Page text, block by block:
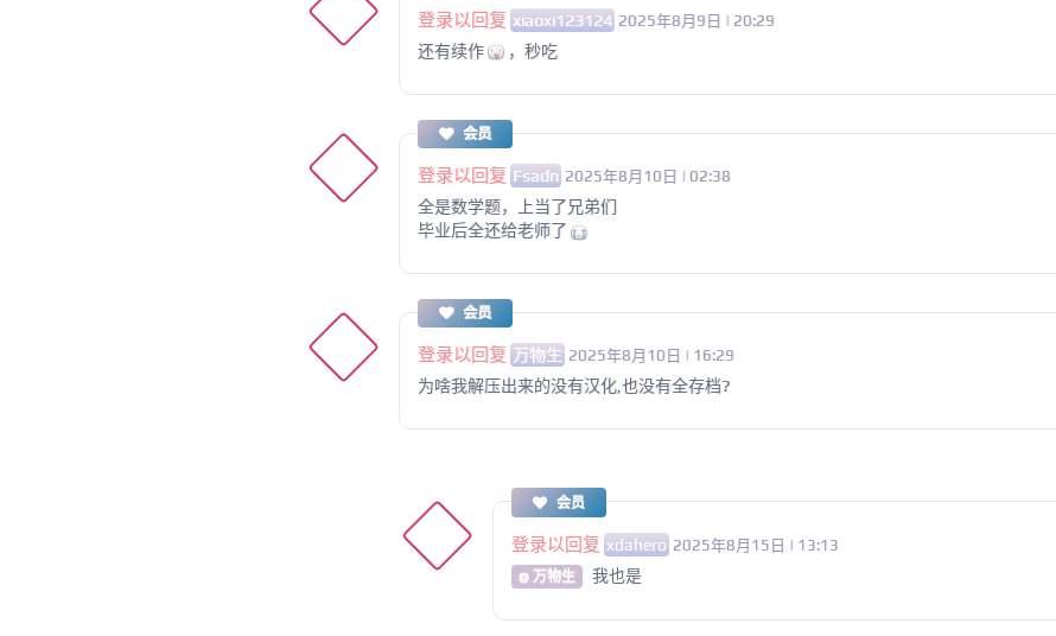
登录以回复 xiaoxi123124 2025年8月9日 | 20:29
还有续作 ，秒吃
会员
登录以回复 Fsadn 2025年8月10日 | 02:38
全是数学题，上当了兄弟们
毕业后全还给老师了
会员
登录以回复 万物生 2025年8月10日 | 16:29
为啥我解压出来的没有汉化,也没有全存档?
会员
登录以回复 xdahero 2025年8月15日 | 13:13
@ 万物生 我也是